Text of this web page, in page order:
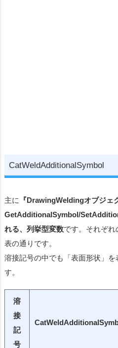
CatWeldAdditionalSymbol
主に
『DrawingWeldingオブジェ
GetAdditionalSymbol/
れる、列挙型変数です。それぞ
表の通りです。
溶接記号の中でも「表面形状」
す。
溶
接
記
号